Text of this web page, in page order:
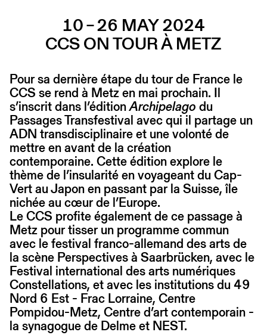
10 – 26 MAY 2024
CCS ON TOUR À METZ
Pour sa dernière étape du tour de France le
CCS se rend à Metz en mai prochain. Il
s’inscrit dans l’éditionArchipelago du
Passages Transfestival avec qui il partage un
ADN transdisciplinaire et une volonté de
mettre en avant de la création
contemporaine. Cette édition explore le
thème de l’insularité en voyageant du Cap-
Vert au Japon en passant par la Suisse, île
nichée au cœur de l’Europe.
Le CCS profite également de ce passage à
Metz pour tisser un programme commun
avec le festival franco-allemand des arts de
la scène Perspectives à Saarbrücken, avec le
Festival international des arts numériques
Constellations, et avec les institutions du 49
Nord 6 Est - Frac Lorraine, Centre
Pompidou-Metz, Centre d’art contemporain -
la synagogue de Delme et NEST.